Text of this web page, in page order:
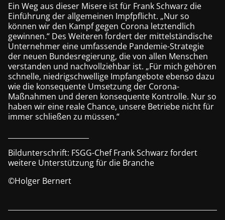
Ein Weg aus dieser Misere ist für Frank Schwarz die
Einführung der allgemeinen Impfpflicht. „Nur so
können wir den Kampf gegen Corona letztendlich
gewinnen.“ Des Weiteren fordert der mittelständische
Unternehmer eine umfassende Pandemie-Strategie
der neuen Bundesregierung, die von allen Menschen
verstanden und nachvollziehbar ist. „Für mich gehören
schnelle, niedrigschwellige Impfangebote ebenso dazu
wie die konsequente Umsetzung der Corona-
Maßnahmen und deren konsequente Kontrolle. Nur so
haben wir eine reale Chance, unsere Betriebe nicht für
immer schließen zu müssen.“
Bildunterschrift: FSGG-Chef Frank Schwarz fordert
weitere Unterstützung für die Branche
©Holger Bernert